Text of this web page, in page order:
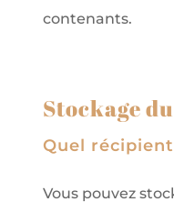
contenants.
Stockage
Quel
Vous pouvez